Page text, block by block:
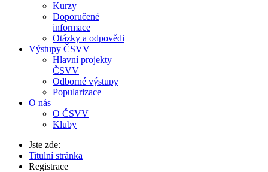
Kurzy
Doporučené
informace
Otázky a odpovědi
Výstupy ČSVV
Hlavní projekty
ČSVV
Odborné výstupy
Popularizace
O nás
O ČSVV
Kluby
Jste zde:
Titulní stránka
Registrace